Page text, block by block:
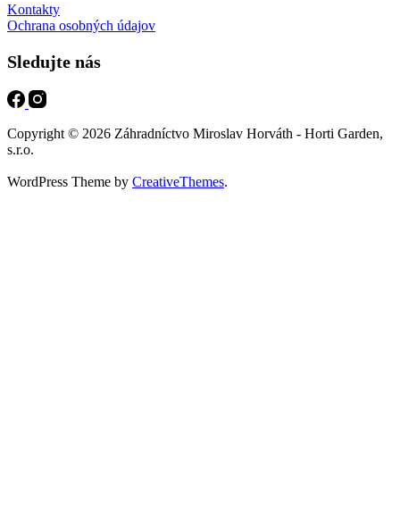
Kontakty
Ochrana osobných údajov
Sledujte nás
Copyright © 2026 Záhradníctvo Miroslav Horváth - Horti Garden,
s.r.o.
WordPress Theme by CreativeThemes.